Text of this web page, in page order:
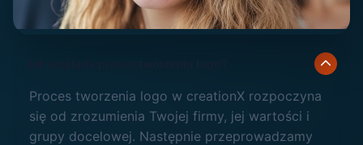
Proces tworzenia logo w creationX rozpoczyna
się od zrozumienia Twojej firmy, jej wartości i
grupy docelowej. Następnie przeprowadzamy